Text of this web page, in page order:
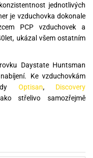
jednotlivých
je vzduchovka dokonale
PCP vzduchovek a
ukázal všem ostatním
Daystate Huntsman
Ke vzduchovkám
Optisan, Discovery
střelivo samozřejmě